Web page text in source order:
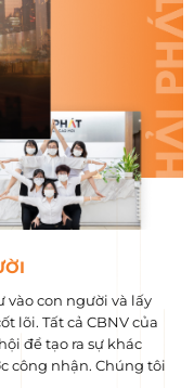
con người và lấy
lõi. Tất cả CBNV của
để tạo ra sự khác
công nhận. Chúng tôi